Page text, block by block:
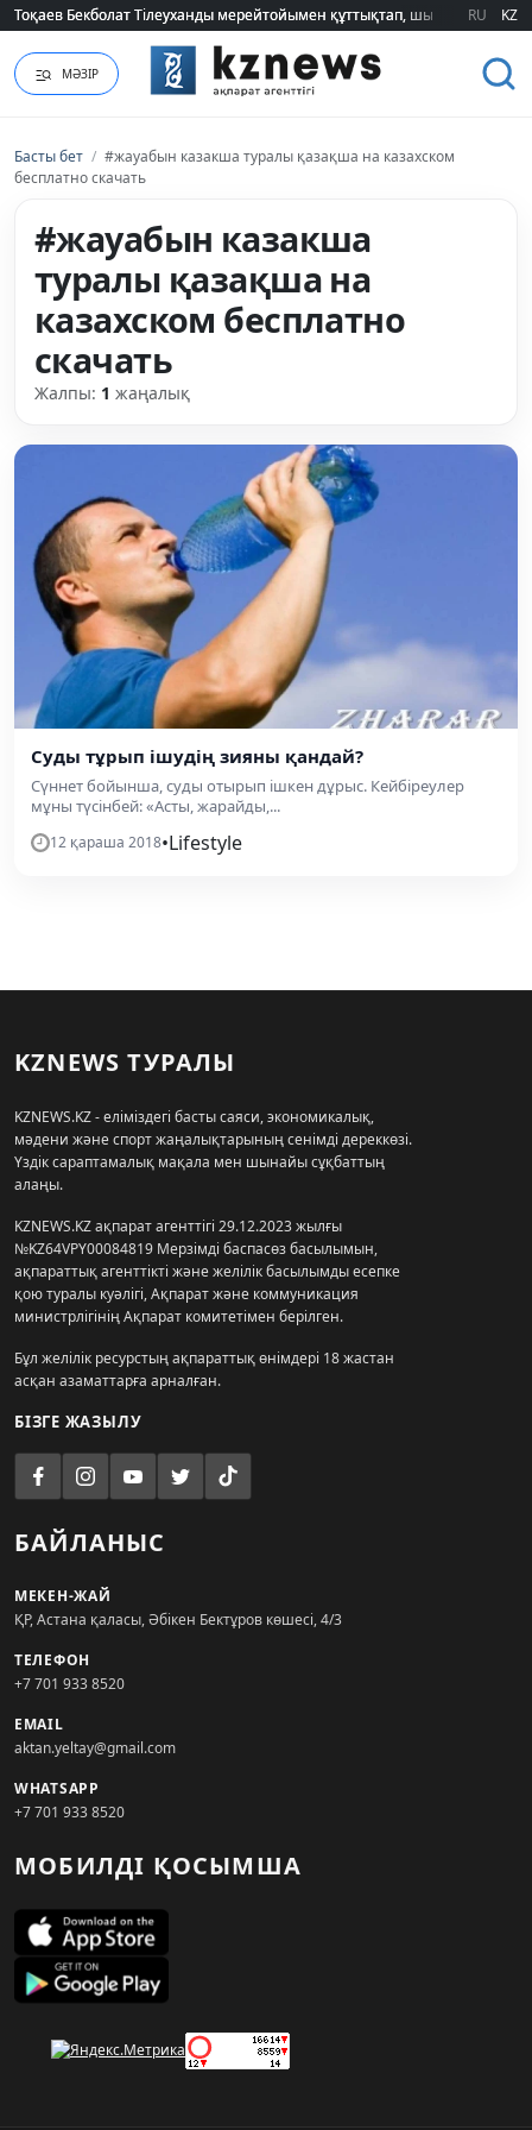
Тоқаев Бекболат Тілеуханды мерейтойымен құттықтап, шығармашылық
Тоқаев Бекболат Тілеуханды мерейтойымен құттықтап, шығармашылық
RU KZ
МӘЗІР
Басты бет / #жауабын казакша туралы қазақша на казахском
бесплатно скачать
#жауабын казакша
туралы қазақша на
казахском бесплатно
скачать
Жалпы: 1 жаңалық
Суды тұрып ішудің зияны қандай?
Сүннет бойынша, суды отырып ішкен дұрыс. Кейбіреулер
мұны түсінбей: «Асты, жарайды,...
12 қараша 2018•Lifestyle
KZNEWS ТУРАЛЫ
KZNEWS.KZ - еліміздегі басты саяси, экономикалық,
мәдени және спорт жаңалықтарының сенімді дереккөзі.
Үздік сараптамалық мақала мен шынайы сұқбаттың
алаңы.
KZNEWS.KZ ақпарат агенттігі 29.12.2023 жылғы
№KZ64VPY00084819 Мерзімді баспасөз басылымын,
ақпараттық агенттікті және желілік басылымды есепке
қою туралы куәлігі, Ақпарат және коммуникация
министрлігінің Ақпарат комитетімен берілген.
Бұл желілік ресурстың ақпараттық өнімдері 18 жастан
асқан азаматтарға арналған.
БІЗГЕ ЖАЗЫЛУ
БАЙЛАНЫС
МЕКЕН-ЖАЙ
ҚР, Астана қаласы, Әбікен Бектұров көшесі, 4/3
ТЕЛЕФОН
+7 701 933 8520
EMAIL
aktan.yeltay@gmail.com
WHATSAPP
+7 701 933 8520
МОБИЛДІ ҚОСЫМША